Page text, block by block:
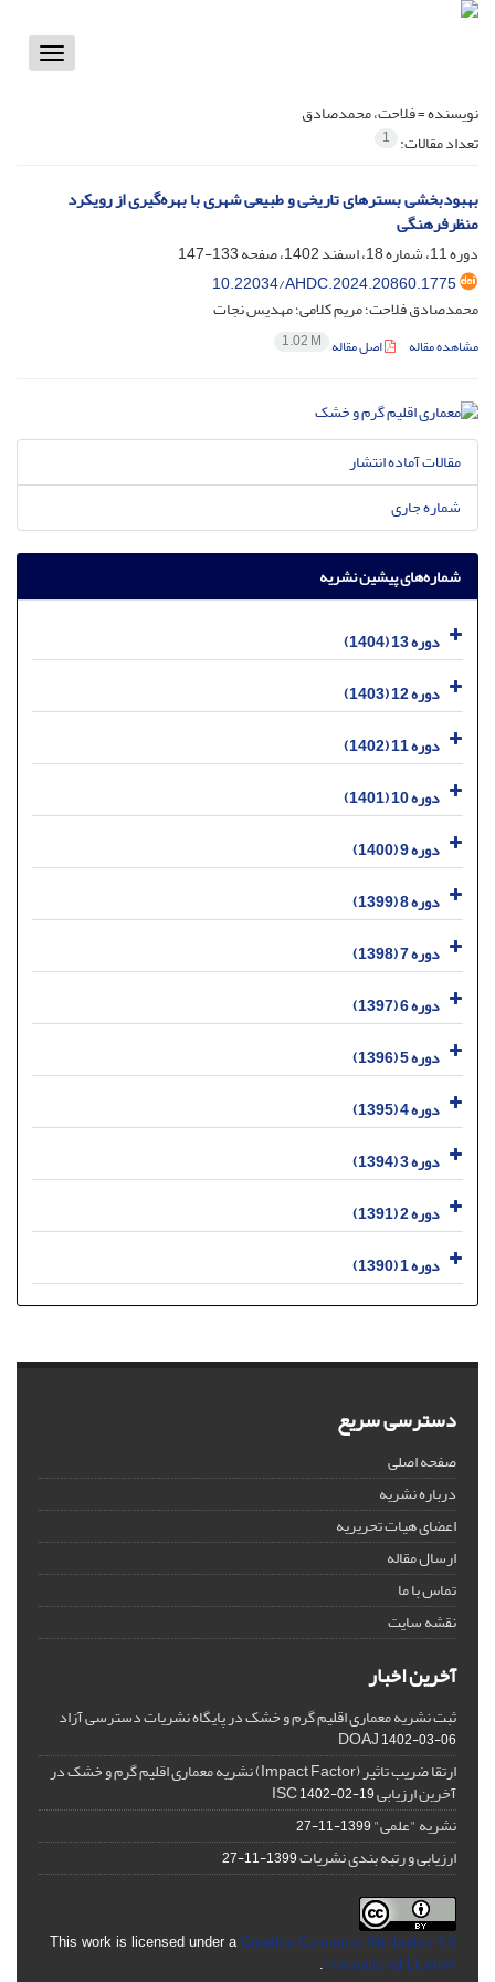
Toggle
نویسنده =فلاحت، محمدصادق
تعداد مقالات: 1
بهبودبخشی بسترهای تاریخی و طبیعی شهری با بهره‌گیری از رویکرد
منظرفرهنگی
دوره 11، شماره 18، اسفند 1402، صفحه
133-147
10.22034/AHDC.2024.20860.1775
محمدصادق فلاحت؛ مریم کلامی؛ مهدیس نجات
مشاهده مقاله اصل مقاله 1.02 M
مقالات آماده انتشار
شماره جاری
شماره‌های پیشین نشریه
دوره 13 (1404)
دوره 12 (1403)
دوره 11 (1402)
دوره 10 (1401)
دوره 9 (1400)
دوره 8 (1399)
دوره 7 (1398)
دوره 6 (1397)
دوره 5 (1396)
دوره 4 (1395)
دوره 3 (1394)
دوره 2 (1391)
دوره 1 (1390)
دسترسی سریع
صفحه اصلی
درباره نشریه
اعضای هیات تحریریه
ارسال مقاله
تماس با ما
نقشه سایت
آخرین اخبار
ثبت نشریه معماری اقلیم گرم و خشک در پایگاه نشریات دسترسی آزاد
DOAJ1402-03-06
ارتقا ضریب تاثیر (Impact Factor) نشریه معماری اقلیم گرم و خشک در
آخرین ارزیابی ISC1402-02-19
نشریه "علمی"1399-11-27
ارزیابی و رتبه بندی نشریات1399-11-27
This work is licensed under a Creative Commons Attribution 4.0
International License
.